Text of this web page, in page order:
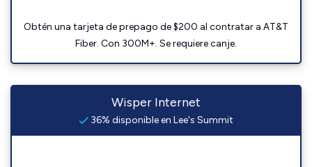
Obtén una tarjeta de prepago de $200 al contratar a AT&T
Fiber. Con 300M+. Se requiere canje.
Wisper Internet
36% disponible en Lee's Summit